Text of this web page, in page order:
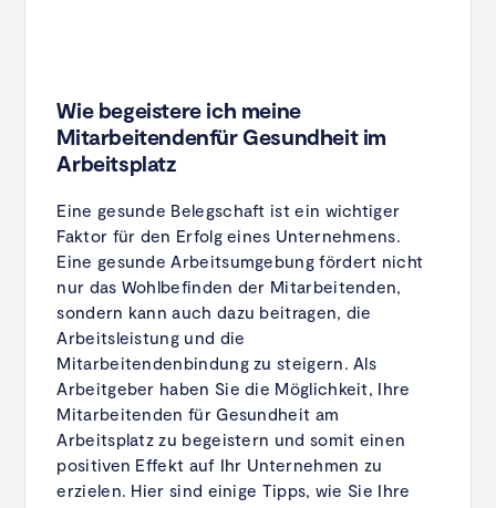
Wie begeistere ich meine
Mitarbeitendenfür Gesundheit im
Arbeitsplatz
Eine gesunde Belegschaft ist ein wichtiger
Faktor für den Erfolg eines Unternehmens.
Eine gesunde Arbeitsumgebung fördert nicht
nur das Wohlbefinden der Mitarbeitenden,
sondern kann auch dazu beitragen, die
Arbeitsleistung und die
Mitarbeitendenbindung zu steigern. Als
Arbeitgeber haben Sie die Möglichkeit, Ihre
Mitarbeitenden für Gesundheit am
Arbeitsplatz zu begeistern und somit einen
positiven Effekt auf Ihr Unternehmen zu
erzielen. Hier sind einige Tipps, wie Sie Ihre